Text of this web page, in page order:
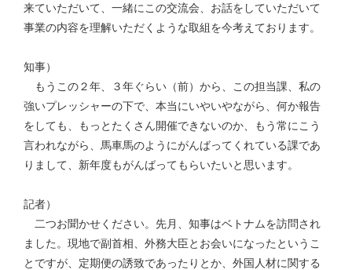
来ていただいて、一緒にこの交流会、お話をしていただいて
事業の内容を理解いただくような取組を今考えております。
知事）
もうこの２年、３年ぐらい（前）から、この担当課、私の
強いプレッシャーの下で、本当にいやいやながら、何か報告
をしても、もっとたくさん開催できないのか、もう常にこう
言われながら、馬車馬のようにがんばってくれている課であ
りまして、新年度もがんばってもらいたいと思います。
記者）
二つお聞かせください。先月、知事はベトナムを訪問され
ました。現地で副首相、外務大臣とお会いになったというこ
とですが、定期便の誘致であったりとか、外国人材に関する